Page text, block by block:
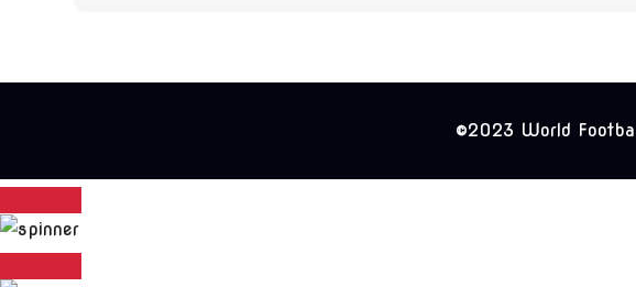
©2023 World